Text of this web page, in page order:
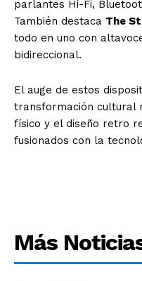
parlantes Hi-Fi,
También destaca The
todo en uno con
bidireccional.
El auge de estos
transformación cultural
físico y el diseño retro
fusionados con la
Más